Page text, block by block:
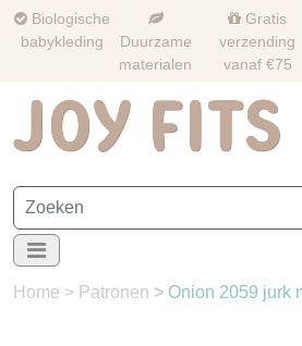
Biologische
babykleding
Duurzame
materialen
Gratis
verzending
vanaf €75
Home > Patronen > Onion 2059 jurk